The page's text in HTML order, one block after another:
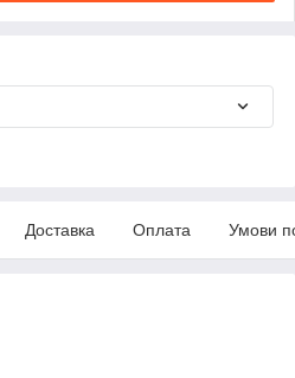
Доставка Оплата Умови